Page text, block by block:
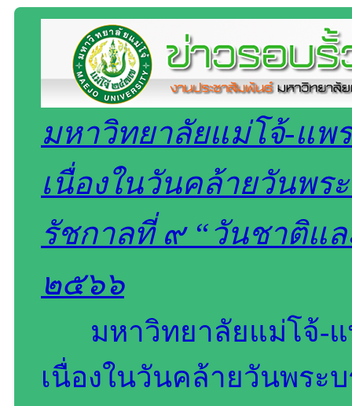
มหาวิทยาลัยแม่โจ้-แพ
เนื่องในวันคล้ายวันพร
รัชกาลที่ ๙ “วันชาติแ
๒๕๖๖
มหาวิทยาลัยแม่โจ้-แ
เนื่องในวันคล้ายวันพระ